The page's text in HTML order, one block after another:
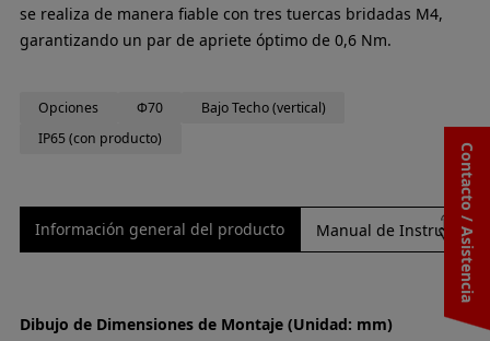
Contacto / Asistencia
se realiza de manera fiable con tres tuercas bridadas M4,
garantizando un par de apriete óptimo de 0,6 Nm.
Opciones Φ70
Bajo Techo (vertical)
IP65 (con producto)
Información general del producto Manual de
Dibujo de Dimensiones de Montaje (Unidad: mm)